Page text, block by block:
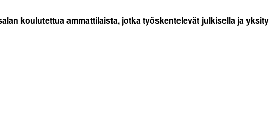
koulutettua ammattilaista, jotka työskentelevät julkisella ja